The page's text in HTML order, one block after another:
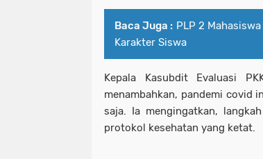
Baca Juga : PLP 2 Mahasiswa
Karakter Siswa
Kepala Kasubdit Evaluasi
menambahkan, pandemi covid
saja. Ia mengingatkan,
protokol kesehatan yang ketat.